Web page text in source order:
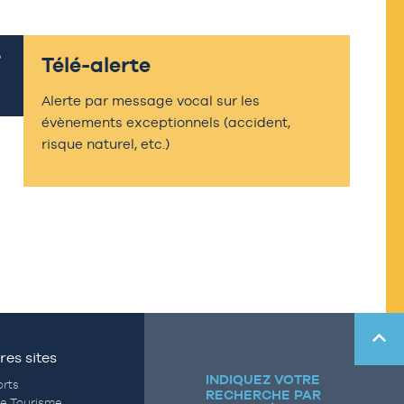
Télé-alerte
Alerte par message vocal sur les
évènements exceptionnels (accident,
risque naturel, etc.)
sites
INDIQUEZ VOTRE
RECHERCHE PAR